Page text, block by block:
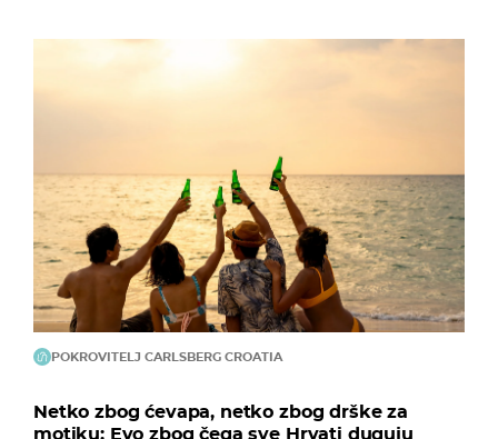
POKROVITELJ CARLSBERG CROATIA
Netko zbog ćevapa, netko zbog drške za
motiku: Evo zbog čega sve Hrvati duguju